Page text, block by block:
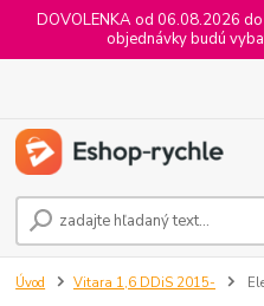
DOVOLENKA od 06.08.2026
objednávky budú
Úvod Vitara 1,6 DDiS 2015-